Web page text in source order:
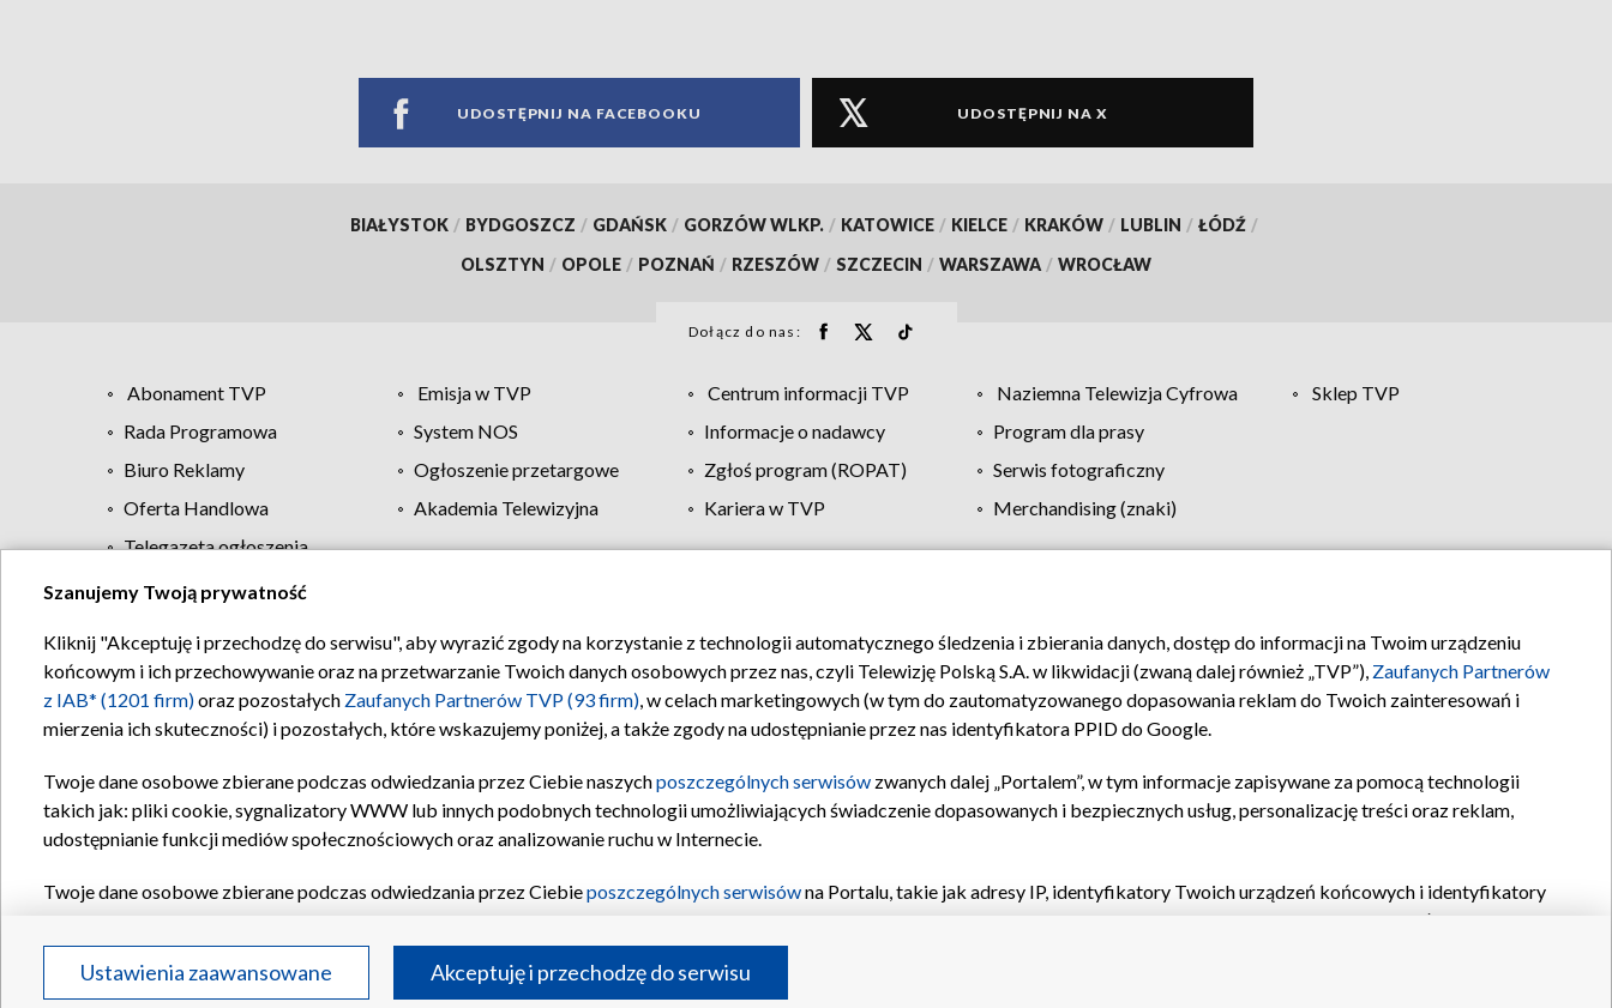
UDOSTĘPNIJ NA FACEBOOKU UDOSTĘPNIJ NA X
BIAŁYSTOK / BYDGOSZCZ / GDAŃSK / GORZÓW WLKP. / KATOWICE / KIELCE / KRAKÓW / LUBLIN / ŁÓDŹ /
OLSZTYN / OPOLE / POZNAŃ / RZESZÓW / SZCZECIN / WARSZAWA / WROCŁAW
Dołącz do nas:
Abonament TVP Emisja w TVP Centrum informacji TVP Naziemna Telewizja Cyfrowa
Sklep TVP
Rada Programowa
System NOS Informacje o nadawcy
Program dla prasy
Biuro Reklamy
Ogłoszenie przetargowe Zgłoś program (ROPAT)
Serwis fotograficzny
Oferta Handlowa
Akademia Telewizyjna Kariera w TVP
Merchandising (znaki)
Telegazeta ogłoszenia
Regulamin TVP Polityka prywatności Moje zgody Pomoc Biuro reklamy Kontakt
Szanujemy Twoją prywatność
Kliknij "Akceptuję i przechodzę do serwisu", aby wyrazić zgody na korzystanie z technologii automatycznego śledzenia i zbierania danych, dostęp do informacji na Twoim urządzeniu
końcowym i ich przechowywanie oraz na przetwarzanie Twoich danych osobowych przez nas, czyli Telewizję Polską S.A. w likwidacji (zwaną dalej również „TVP”), Zaufanych Partnerów
z IAB* (1201 firm)oraz pozostałych Zaufanych Partnerów TVP (93 firm), w celach marketingowych (w tym do zautomatyzowanego dopasowania reklam do Twoich zainteresowań i
mierzenia ich skuteczności) i pozostałych, które wskazujemy poniżej, a także zgody na udostępnianie przez nas identyfikatora PPID do Google.
Twoje dane osobowe zbierane podczas odwiedzania przez Ciebie naszychposzczególnych serwisów zwanych dalej „Portalem”, w tym informacje zapisywane za pomocą technologii
takich jak: pliki cookie, sygnalizatory WWW lub innych podobnych technologii umożliwiających świadczenie dopasowanych i bezpiecznych usług, personalizację treści oraz reklam,
udostępnianie funkcji mediów społecznościowych oraz analizowanie ruchu w Internecie.
Twoje dane osobowe zbierane podczas odwiedzania przez Ciebieposzczególnych serwisówna Portalu, takie jak adresy IP, identyfikatory Twoich urządzeń końcowych i identyfikatory
oraz pozostałych
Partnerów TVPdla realizacji następujących celów i funkcji: przechowywania informacji na urządzeniu lub dostęp do nich, wyboru podstawowych reklam, wyboru spersonalizowanych
reklam, tworzenia profilu spersonalizowanych reklam, tworzenia profilu spersonalizowanych treści, wyboru spersonalizowanych treści, pomiaru wydajności reklam, pomiaru wydajności
Ustawienia zaawansowane Akceptuję i przechodzę do serwisu